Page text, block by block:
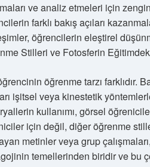
ve analiz etmeleri için
farklı bakış açıları
öğrencilerin eleştirel
Stilleri ve Fotosferin
öğrenme tarzı farklıdır.
işitsel veya kinestetik
kullanımı, görsel
için değil, diğer öğrenme
metinler veya grup
temellerinden biridir ve bu